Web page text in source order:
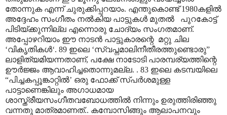
തോന്നുക എന്ന് ചുരുക്കിപ്പറയാം. എന്തുകൊണ്ട് 1980കളിൽ
അദ്ദേഹം സംഗീതം നൽകിയ പാട്ടുകൾ മുതൽ പുറകോട്ട്
പിടിയ്ക്കുന്നില്ല എന്നൊരു ചോദ്യം സംഗതമാണ്.
അപ്പോഴറിയാം ഈ നാടൻ പാട്ടുകാരന്റെ മറ്റു ചില
‘വികൃതികൾ‘. 89 ഇലെ ‘സ്വപ്നമാലിനീതീരത്തുണ്ടൊരു”
ലാളിത്യമിയന്നതാണ്, പക്ഷേ നാടോടി പാരമ്പര്യത്തിന്റെ
ഊർജ്ജം ആവാഹിച്ചതൊന്നുമല്ല. . 83 ഇലെ കടമ്പയിലെ
“പിച്ചകപ്പൂങ്കാറ്റിൽ’ ഒരു ഫോക്ക് സ്പർശമുള്ള
പാട്ടാണെങ്കിലും അഗാധമായ
ശാസ്ത്രീയസംഗീതവബോധത്തിൽ നിന്നും ഉരുത്തിരിഞ്ഞു
വന്നതു മാത്രമാണത്.. കമ്പോസിങ്ങും ആലാപനവും